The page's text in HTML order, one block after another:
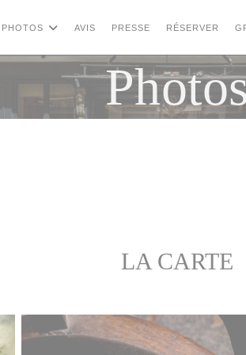
PHOTOS AVIS PRESSE RÉSERVER
LA CARTE